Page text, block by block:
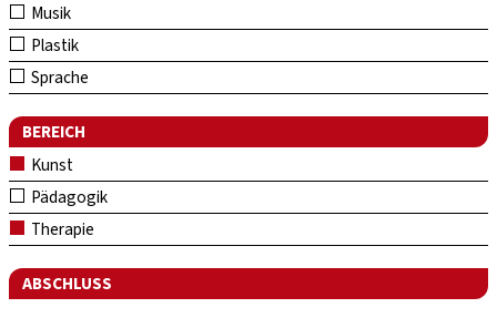
Musik
Plastik
Sprache
BEREICH
Kunst
Pädagogik
Therapie
ABSCHLUSS